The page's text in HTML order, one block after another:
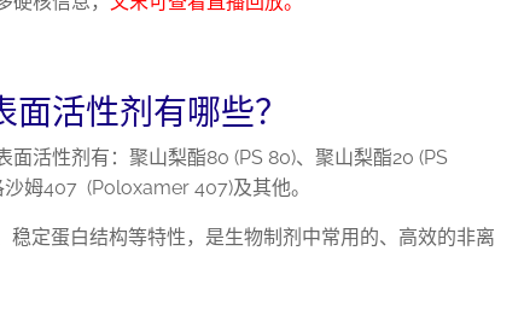
活性剂有哪些？
活性剂有：聚山梨酯80 (PS 80)、聚山梨酯20 (PS
姆407 (Poloxamer 407)及其他。
定蛋白结构等特性，是生物制剂中常用的、高效的非离